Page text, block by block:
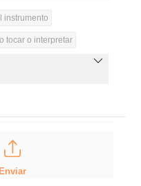
instrumento
tocar o interpretar
Enviar